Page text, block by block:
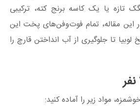
تازه یا یک کاسه برنج کته، ترکیبی
این مقاله، تمام فوت‌و‌فن‌های پخت این
لوبیا تا جلوگیری از آب انداختن قارچ را
نفر
مواد زیر را آماده کنید: